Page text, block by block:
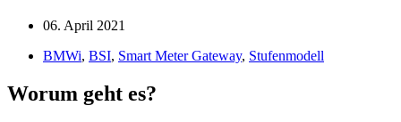
06. April 2021
BMWi, BSI, Smart Meter Gateway, Stufenmodell
Worum geht es?